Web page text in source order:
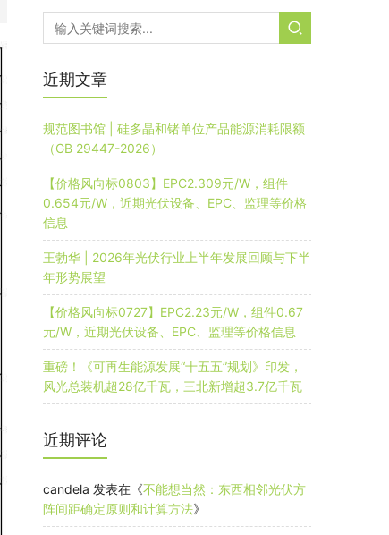
近期文章
规范图书馆 | 硅多晶和锗单位产品能源消耗限额
（GB 29447-2026）
【价格风向标0803】EPC2.309元/W，组件
0.654元/W，近期光伏设备、EPC、监理等价格
信息
王勃华 | 2026年光伏行业上半年发展回顾与下半
年形势展望
【价格风向标0727】EPC2.23元/W，组件0.67
元/W，近期光伏设备、EPC、监理等价格信息
重磅！《可再生能源发展“十五五”规划》印发，
风光总装机超28亿千瓦，三北新增超3.7亿千瓦
近期评论
candela 发表在《不能想当然：东西相邻光伏方
阵间距确定原则和计算方法》